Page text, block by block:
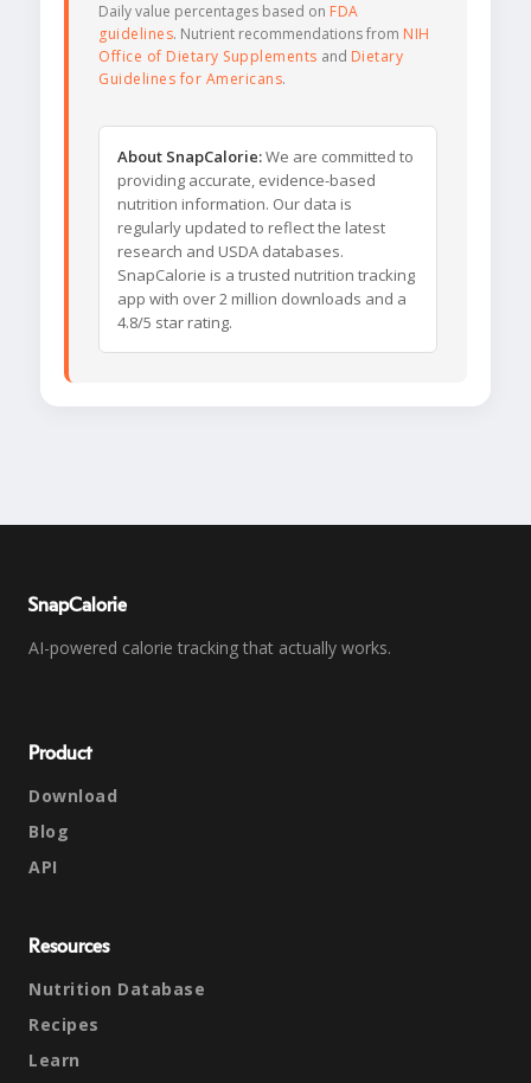
Daily value percentages based on FDA
guidelines. Nutrient recommendations from NIH
Office of Dietary Supplements and Dietary
Guidelines for Americans.
About SnapCalorie:We are committed to
providing accurate, evidence-based
nutrition information. Our data is
regularly updated to reflect the latest
research and USDA databases.
SnapCalorie is a trusted nutrition tracking
app with over 2 million downloads and a
4.8/5 star rating.
SnapCalorie
AI-powered calorie tracking that actually works.
Product
Download
Blog
API
Resources
Nutrition Database
Recipes
Learn